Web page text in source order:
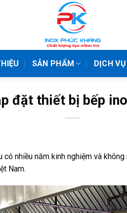
SẢN PHẨM DỊCH VỤ
đặt thiết bị bếp
có nhiều năm kinh nghiệm và
Nam.